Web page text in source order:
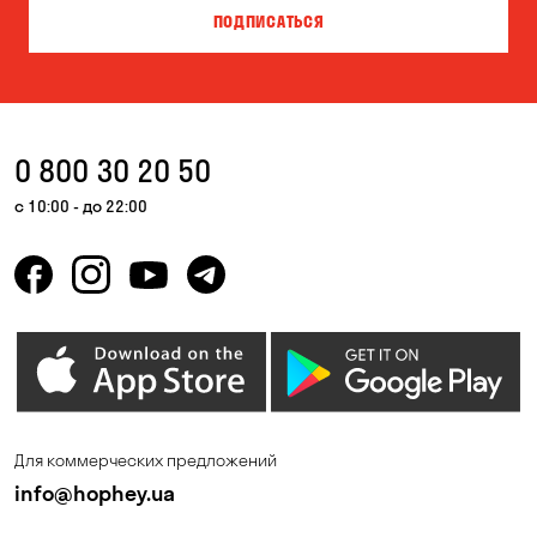
Гостомель
Зазимье Запорожье
Каменные Потоки
ПОДПИСАТЬСЯ
0 800 30 20 50
с 10:00 - до 22:00
Для коммерческих предложений
info@hophey.ua